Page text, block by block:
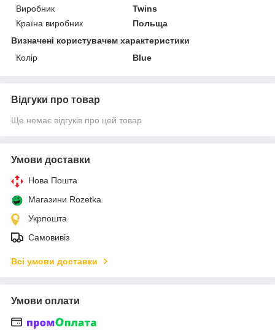
Виробник
Twins
Країна виробник
Польща
Визначені користувачем характеристики
Колір
Blue
Відгуки про товар
Ще немає відгуків про цей товар
Умови доставки
Нова Пошта
Магазини Rozetka
Укрпошта
Самовивіз
Всі умови доставки
Умови оплати